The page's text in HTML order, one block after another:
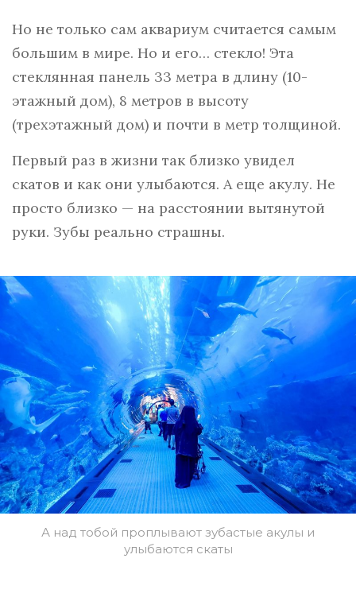
Но не только сам аквариум считается самым
большим в мире. Но и его… стекло! Эта
стеклянная панель 33 метра в длину (10-
этажный дом), 8 метров в высоту
(трехэтажный дом) и почти в метр толщиной.
Первый раз в жизни так близко увидел
скатов и как они улыбаются. А еще акулу. Не
просто близко — на расстоянии вытянутой
руки. Зубы реально страшны.
А над тобой проплывают зубастые акулы и
улыбаются скаты